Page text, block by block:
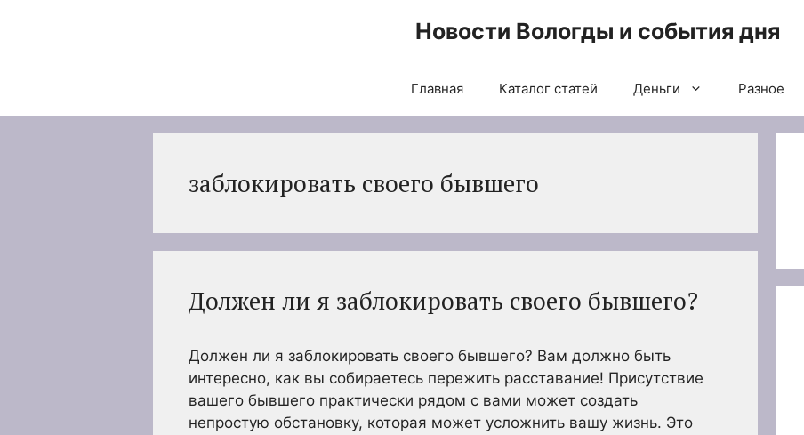
Новости Вологды и события дня
Главная Каталог статей Деньги Разное
заблокировать своего бывшего
Должен ли я заблокировать своего бывшего?
Должен ли я заблокировать своего бывшего? Вам должно быть
интересно, как вы собираетесь пережить расставание! Присутствие
вашего бывшего практически рядом с вами может создать
непростую обстановку, которая может усложнить вашу жизнь. Это